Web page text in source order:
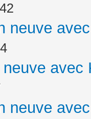
neuve
avec
neuve